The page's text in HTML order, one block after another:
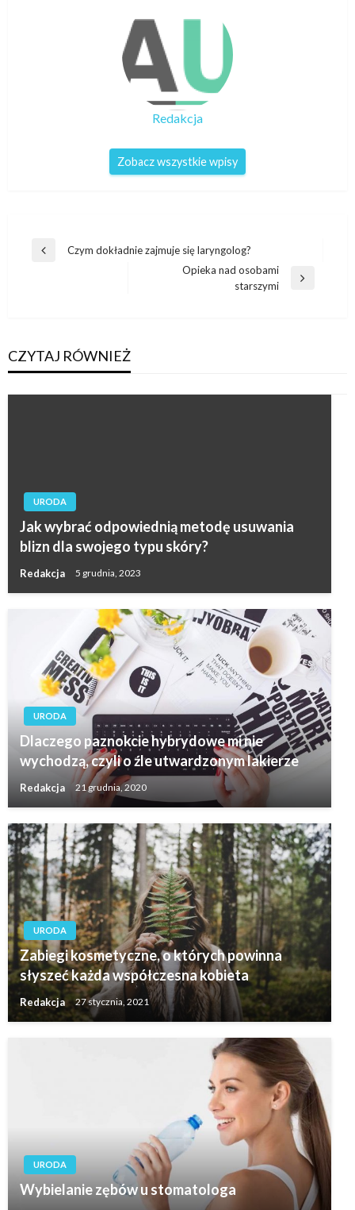
Redakcja
Zobacz wszystkie wpisy
Nawigacja
Poprzedni
Czym dokładnie zajmuje się laryngolog?
Opieka nad osobami
starszymi
CZYTAJ RÓWNIEŻ
URODA
Jak wybrać odpowiednią metodę usuwania
blizn dla swojego typu skóry?
Redakcja 5 grudnia, 2023
URODA
Dlaczego paznokcie hybrydowe mi nie
wychodzą, czyli o źle utwardzonym lakierze
Redakcja 21 grudnia, 2020
URODA
Zabiegi kosmetyczne, o których powinna
słyszeć każda współczesna kobieta
Redakcja 27 stycznia, 2021
URODA
Wybielanie zębów u stomatologa